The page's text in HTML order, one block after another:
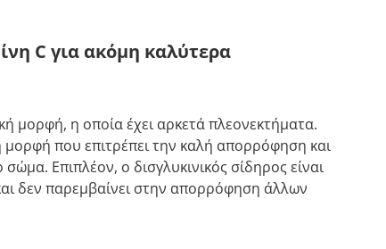
C για ακόμη καλύτερα
μορφή, η οποία έχει αρκετά πλεονεκτήματα.
μορφή που επιτρέπει την καλή απορρόφηση και
Επιπλέον, ο δισγλυκινικός σίδηρος είναι
δεν παρεμβαίνει στην απορρόφηση άλλων